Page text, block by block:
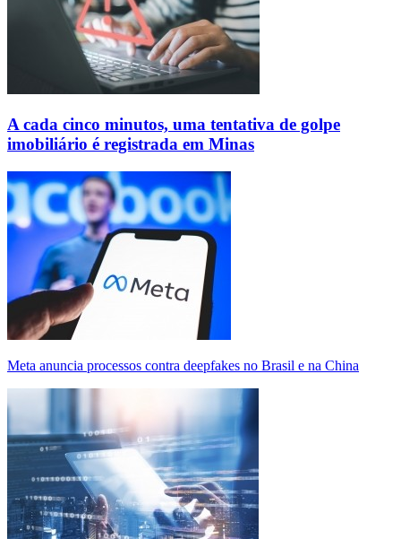
A cada cinco minutos, uma tentativa de golpe
imobiliário é registrada em Minas
Meta anuncia processos contra deepfakes no Brasil e na China